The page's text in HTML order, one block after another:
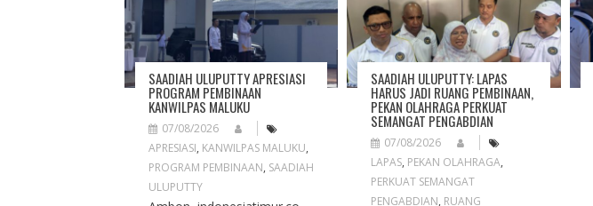
G
A
T
O
SAADIAH ULUPUTTY APRESIASI
PROGRAM PEMBINAAN
KANWILPAS MALUKU
07/08/2026
APRESIASI, KANWILPAS MALUKU,
PROGRAM PEMBINAAN, SAADIAH
ULUPUTTY
SAADIAH ULUPUTTY: LAPAS
HARUS JADI RUANG PEMBINAAN,
PEKAN OLAHRAGA PERKUAT
SEMANGAT PENGABDIAN
07/08/2026
LAPAS, PEKAN OLAHRAGA,
PERKUAT SEMANGAT
PENGABDIAN, RUANG